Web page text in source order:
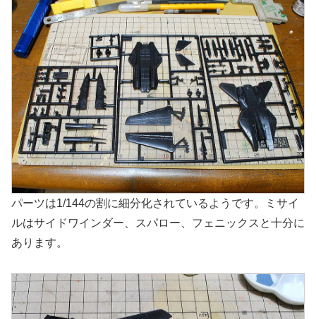
パーツは1/144の割に細分化されているようです。ミサイ
ルはサイドワインダー、スパロー、フェニックスと十分に
あります。